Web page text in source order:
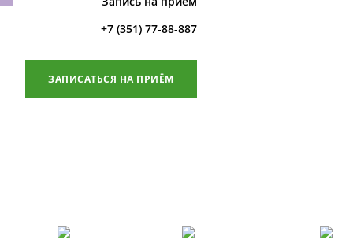
+7 (351) 77-88-887
ЗАПИСАТЬСЯ НА ПРИЁМ